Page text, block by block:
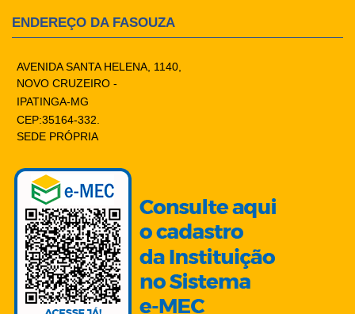
ENDEREÇO DA FASOUZA
AVENIDA SANTA HELENA, 1140,
NOVO CRUZEIRO -
IPATINGA-MG
CEP:35164-332.
SEDE PRÓPRIA